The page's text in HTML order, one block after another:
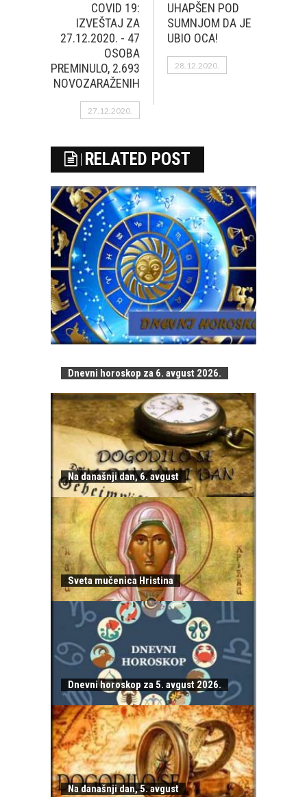
COVID 19:
IZVEŠTAJ ZA
27.12.2020. - 47
OSOBA
PREMINULO, 2.693
NOVOZARAŽENIH
27.12.2020.
UHAPŠEN POD
SUMNJOM DA JE
UBIO OCA!
28.12.2020.
RELATED POST
Dnevni horoskop za 6. avgust 2026.
Na današnji dan, 6. avgust
Sveta mučenica Hristina
Dnevni horoskop za 5. avgust 2026.
Na današnji dan, 5. avgust